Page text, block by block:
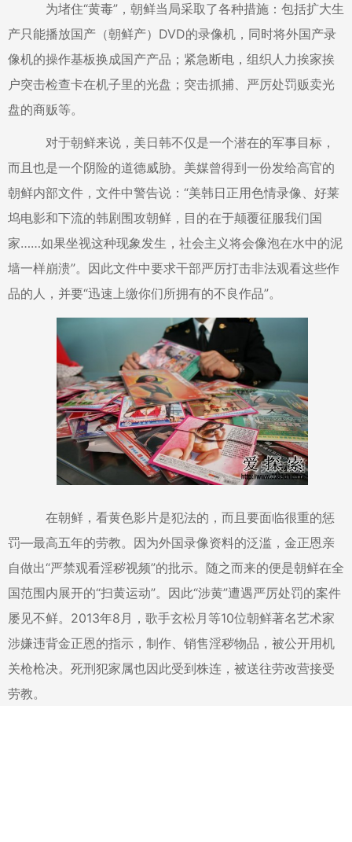
为堵住“黄毒”，朝鲜当局采取了各种措施：包括扩大生
产只能播放国产（朝鲜产）DVD的录像机，同时将外国产录
像机的操作基板换成国产产品；紧急断电，组织人力挨家挨
户突击检查卡在机子里的光盘；突击抓捕、严厉处罚贩卖光
盘的商贩等。
对于朝鲜来说，美日韩不仅是一个潜在的军事目标，
而且也是一个阴险的道德威胁。美媒曾得到一份发给高官的
朝鲜内部文件，文件中警告说：“美韩日正用色情录像、好莱
坞电影和下流的韩剧围攻朝鲜，目的在于颠覆征服我们国
家……如果坐视这种现象发生，社会主义将会像泡在水中的泥
墙一样崩溃”。因此文件中要求干部严厉打击非法观看这些作
品的人，并要“迅速上缴你们所拥有的不良作品”。
在朝鲜，看黄色影片是犯法的，而且要面临很重的惩
罚—最高五年的劳教。因为外国录像资料的泛滥，金正恩亲
自做出“严禁观看淫秽视频”的批示。随之而来的便是朝鲜在全
国范围内展开的“扫黄运动”。因此“涉黄”遭遇严厉处罚的案件
屡见不鲜。2013年8月，歌手玄松月等10位朝鲜著名艺术家
涉嫌违背金正恩的指示，制作、销售淫秽物品，被公开用机
关枪枪决。死刑犯家属也因此受到株连，被送往劳改营接受
劳教。